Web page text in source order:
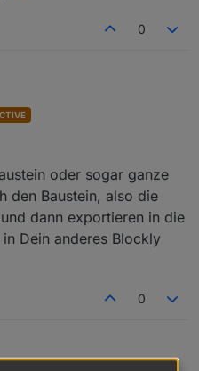
0
möchte es in ein größeres
integrieren.
aus dem Export extrahieren?
oder sogar ganze
den Baustein, also die
dann exportieren in die
Dein anderes Blockly
0